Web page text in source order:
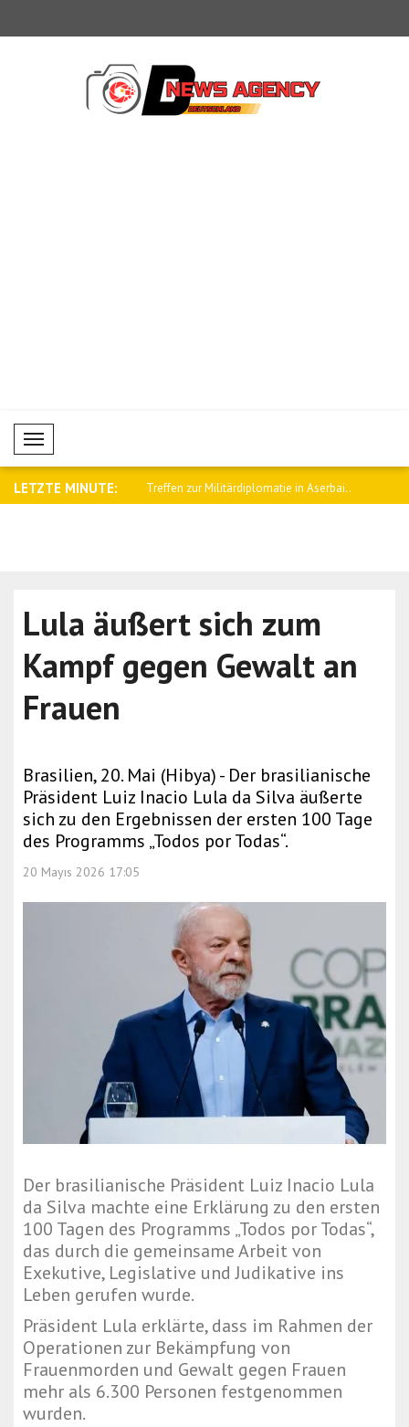
Mobil Menü
LETZTE MINUTE:
von Freiheiten und Treffen zur Militärdiplomatie in Aserbai..
Lula äußert sich zum
Kampf gegen Gewalt an
Frauen
Brasilien, 20. Mai (Hibya) - Der brasilianische
Präsident Luiz Inacio Lula da Silva äußerte
sich zu den Ergebnissen der ersten 100 Tage
des Programms „Todos por Todas“.
20 Mayıs 2026 17:05
Der brasilianische Präsident Luiz Inacio Lula
da Silva machte eine Erklärung zu den ersten
100 Tagen des Programms „Todos por Todas“,
das durch die gemeinsame Arbeit von
Exekutive, Legislative und Judikative ins
Leben gerufen wurde.
Präsident Lula erklärte, dass im Rahmen der
Operationen zur Bekämpfung von
Frauenmorden und Gewalt gegen Frauen
mehr als 6.300 Personen festgenommen
wurden.